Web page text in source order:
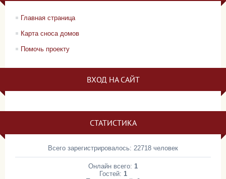
Главная страница
Карта сноса домов
Помочь проекту
ВХОД НА САЙТ
СТАТИСТИКА
Всего зарегистрировалось: 22718 человек
Онлайн всего: 1
Гостей: 1